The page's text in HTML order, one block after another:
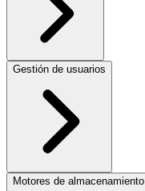
Gestión de usuarios
Motores de almacenamiento